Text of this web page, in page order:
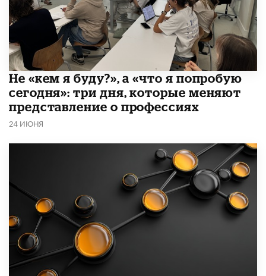
Не «кем я буду?», а «что я попробую
сегодня»: три дня, которые меняют
представление о профессиях
24 ИЮНЯ